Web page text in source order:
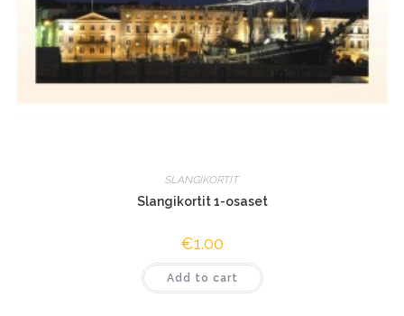
SLANGIKORTIT
Slangikortit 1-osaset
€1.00
Add to cart